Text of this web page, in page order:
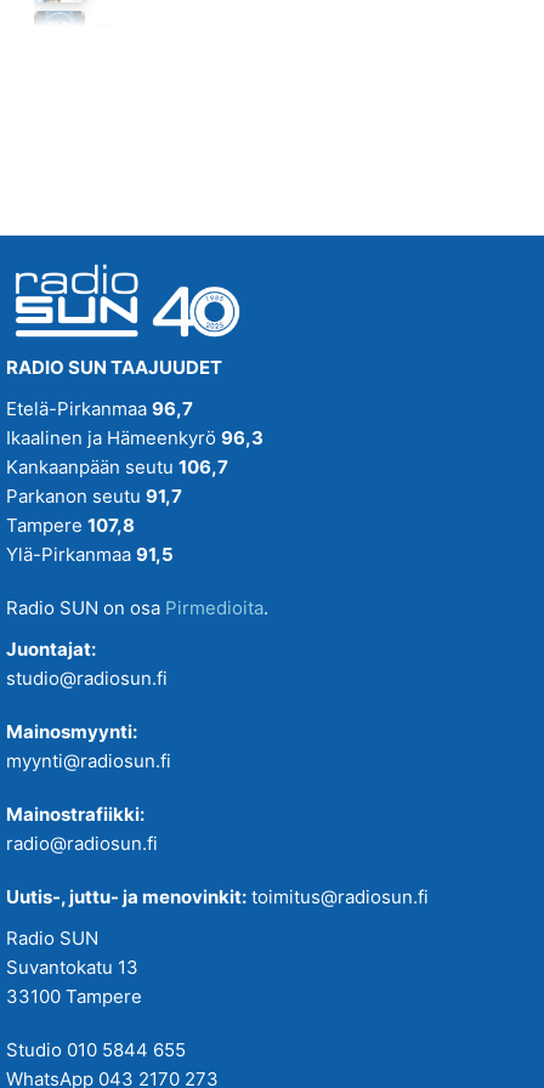
RADIO SUN TAAJUUDET
Etelä-Pirkanmaa 96,7
Ikaalinen ja Hämeenkyrö 96,3
Kankaanpään seutu 106,7
Parkanon seutu 91,7
Tampere 107,8
Ylä-Pirkanmaa 91,5
Radio SUN on osa Pirmedioita.
Juontajat:
studio@radiosun.fi
Mainosmyynti:
myynti@radiosun.fi
Mainostrafiikki:
radio@radiosun.fi
Uutis-, juttu- ja menovinkit: toimitus@radiosun.fi
Radio SUN
Suvantokatu 13
33100 Tampere
Studio 010 5844 655
WhatsApp 043 2170 273